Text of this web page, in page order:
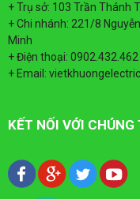
+ Trụ sở: 103 Trần Thánh
+ Chi nhánh: 221/8
Minh
+ Điện thoại: 0902.432.462
+ Email:
KẾT NỐI VỚI CHÚNG